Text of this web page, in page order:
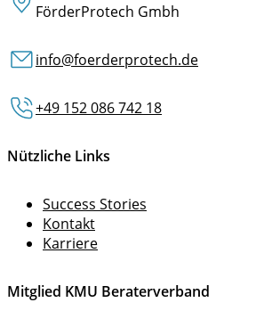
FörderProtech Gmbh
info@foerderprotech.de
+49 152 086 742 18
Nützliche Links
Success Stories
Kontakt
Karriere
Mitglied KMU Beraterverband